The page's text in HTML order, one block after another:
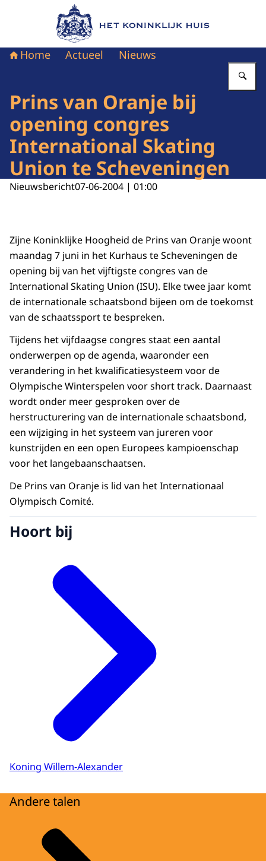
Naar de homepage van Het Koninklijk Huis
Home Actueel Nieuws
Prins van Oranje bij
opening congres
International Skating
Union te Scheveningen
Nieuwsbericht07-06-2004 | 01:00
Zijne Koninklijke Hoogheid de Prins van Oranje woont
maandag 7 juni in het Kurhaus te Scheveningen de
opening bij van het vijftigste congres van de
International Skating Union (ISU). Elke twee jaar komt
de internationale schaatsbond bijeen om de toekomst
van de schaatssport te bespreken.
Tijdens het vijfdaagse congres staat een aantal
onderwerpen op de agenda, waaronder een
verandering in het kwalificatiesysteem voor de
Olympische Winterspelen voor short track. Daarnaast
wordt onder meer gesproken over de
herstructurering van de internationale schaatsbond,
een wijziging in het systeem van jureren voor
kunstrijden en een open Europees kampioenschap
voor het langebaanschaatsen.
De Prins van Oranje is lid van het Internationaal
Olympisch Comité.
Hoort bij
Koning Willem-Alexander
Andere talen